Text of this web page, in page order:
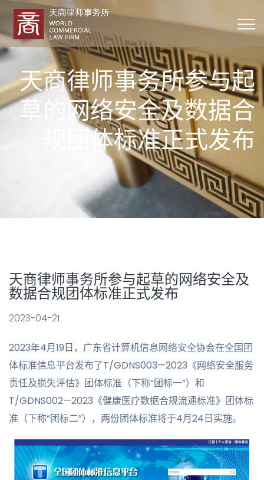
天商律师事务所参与起
草的网络安全及数据合
规团体标准正式发布
天商律师事务所参与起草的网络安全及
数据合规团体标准正式发布
2023-04-21
2023年4月19日，广东省计算机信息网络安全协会在全国团
体标准信息平台发布了T/GDNS003—2023《网络安全服务
责任及损失评估》团体标准（下称“团标一”）和
T/GDNS002—2023《健康医疗数据合规流通标准》团体标
准（下称“团标二”），两份团体标准将于4月24日实施。